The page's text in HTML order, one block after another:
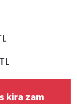
kira zam